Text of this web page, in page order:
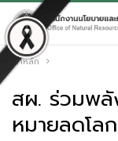
หน้าหลัก
สผ. ร่วมพลั
หมายลดโล